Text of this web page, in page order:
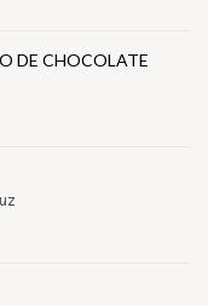
DE CHOCOLATE